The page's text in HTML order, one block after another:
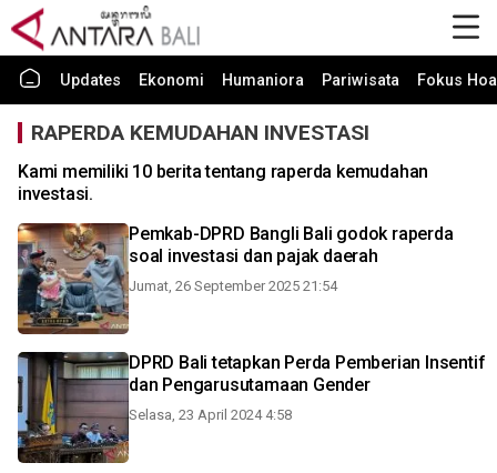
Updates Ekonomi Humaniora Pariwisata Fokus
RAPERDA KEMUDAHAN INVESTASI
Kami memiliki 10 berita tentang raperda kemudahan
investasi.
Pemkab-DPRD Bangli Bali godok raperda
soal investasi dan pajak daerah
Jumat, 26 September 2025 21:54
DPRD Bali tetapkan Perda Pemberian Insentif
dan Pengarusutamaan Gender
Selasa, 23 April 2024 4:58